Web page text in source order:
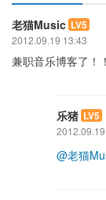
老猫Music LV5
2012.09.19 13:43
兼职音乐博客了！
乐猪 LV5
@老猫